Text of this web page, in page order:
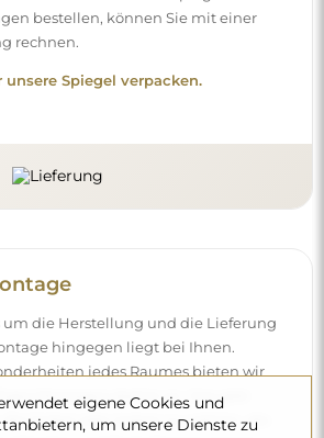
einen Spiegel selbst montieren.
Glanz genügen ein Mikrofasertuch
achten Sie darauf, dass sie
Wert (etwa 7) haben. Vermeiden Sie
mit Essig, Ammoniak oder
behält der Spiegel sein schönes
Jahre.
eigene Cookies und
um unsere Dienste zu